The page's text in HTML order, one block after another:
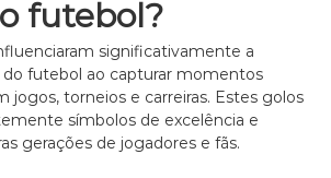
futebol?
significativamente a
do futebol ao capturar momentos
jogos, torneios e carreiras. Estes golos
símbolos de excelência e
gerações de jogadores e fãs.